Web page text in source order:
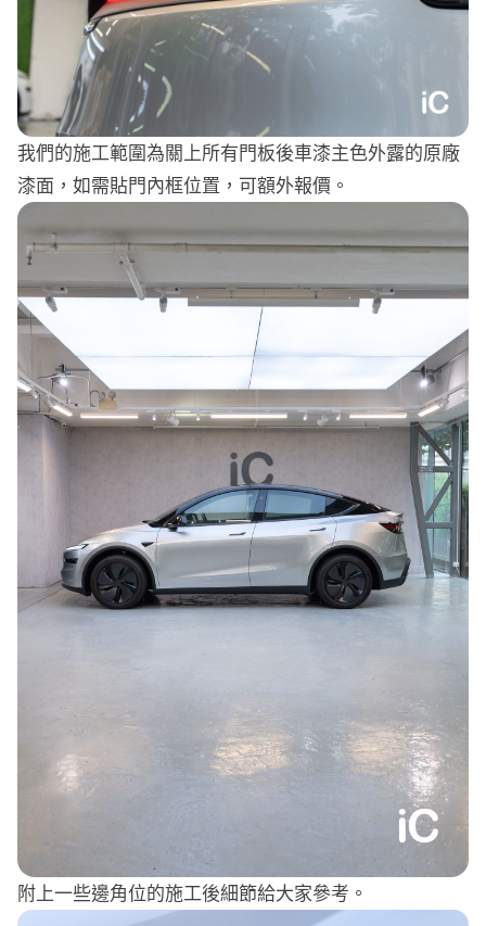
我們的施工範圍為關上所有門板後車漆主色外露的原廠
漆面，如需貼門內框位置，可額外報價。
附上一些邊角位的施工後細節給大家參考。